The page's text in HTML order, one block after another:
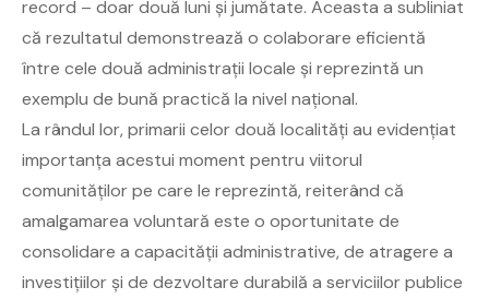
record – doar două luni și jumătate. Aceasta a subliniat
că rezultatul demonstrează o colaborare eficientă
între cele două administrații locale și reprezintă un
exemplu de bună practică la nivel național.
La rândul lor, primarii celor două localități au evidențiat
importanța acestui moment pentru viitorul
comunităților pe care le reprezintă, reiterând că
amalgamarea voluntară este o oportunitate de
consolidare a capacității administrative, de atragere a
investițiilor și de dezvoltare durabilă a serviciilor publice